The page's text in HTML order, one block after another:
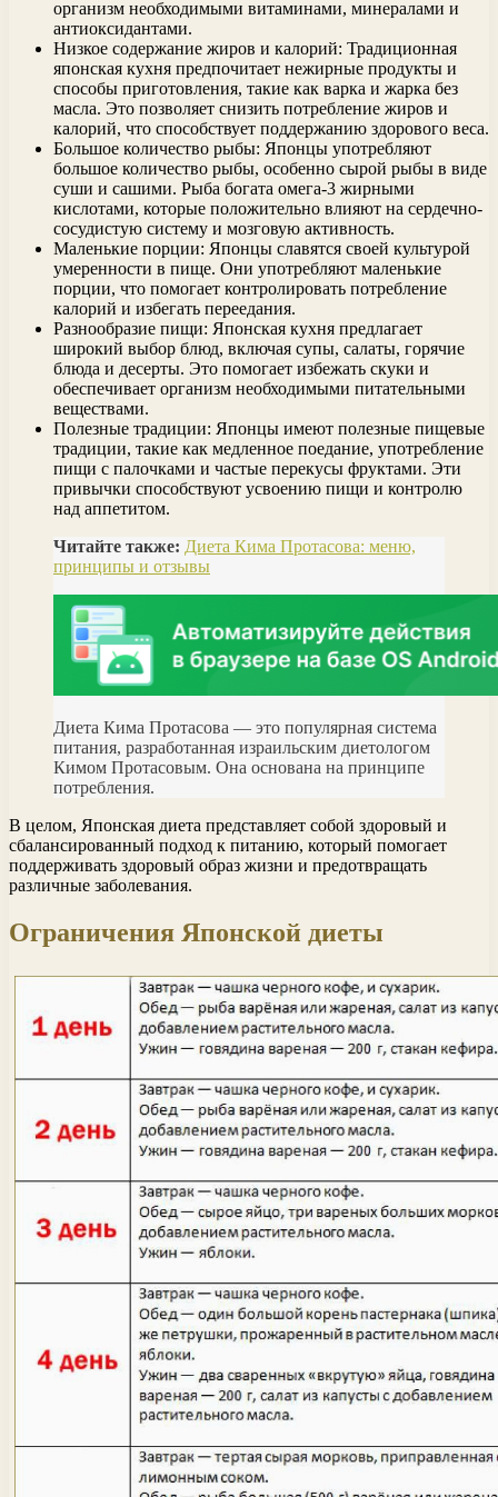
организм необходимыми витаминами, минералами и
антиоксидантами.
Низкое содержание жиров и калорий: Традиционная
японская кухня предпочитает нежирные продукты и
способы приготовления, такие как варка и жарка без
масла. Это позволяет снизить потребление жиров и
калорий, что способствует поддержанию здорового веса.
Большое количество рыбы: Японцы употребляют
большое количество рыбы, особенно сырой рыбы в виде
суши и сашими. Рыба богата омега-3 жирными
кислотами, которые положительно влияют на сердечно-
сосудистую систему и мозговую активность.
Маленькие порции: Японцы славятся своей культурой
умеренности в пище. Они употребляют маленькие
порции, что помогает контролировать потребление
калорий и избегать переедания.
Разнообразие пищи: Японская кухня предлагает
широкий выбор блюд, включая супы, салаты, горячие
блюда и десерты. Это помогает избежать скуки и
обеспечивает организм необходимыми питательными
веществами.
Полезные традиции: Японцы имеют полезные пищевые
традиции, такие как медленное поедание, употребление
пищи с палочками и частые перекусы фруктами. Эти
привычки способствуют усвоению пищи и контролю
над аппетитом.
Читайте также: Диета Кима Протасова: меню,
принципы и отзывы
Диета Кима Протасова — это популярная система
питания, разработанная израильским диетологом
Кимом Протасовым. Она основана на принципе
потребления.
В целом, Японская диета представляет собой здоровый и
сбалансированный подход к питанию, который помогает
поддерживать здоровый образ жизни и предотвращать
различные заболевания.
Ограничения Японской диеты